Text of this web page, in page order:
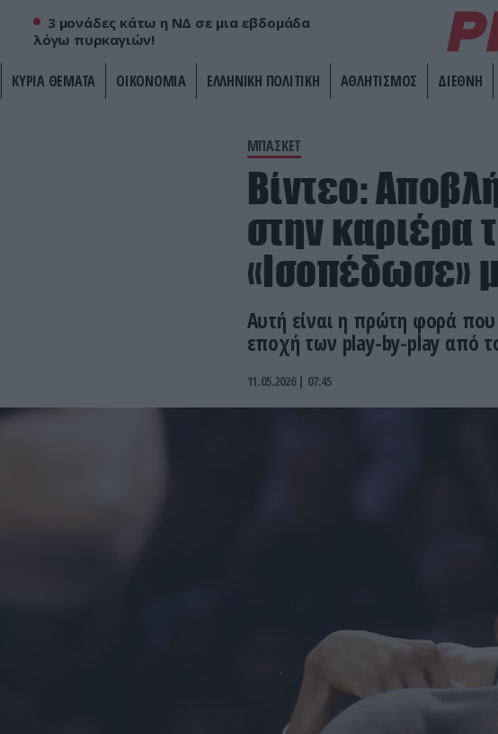
3 μονάδες κάτω η ΝΔ σε μια εβδομάδα
λόγω πυρκαγιών!
ΚΥΡΙΑ ΘΕΜΑΤΑ ΟΙΚΟΝΟΜΙΑ ΕΛΛΗΝΙΚΗ ΠΟΛΙΤΙΚΗ ΑΘΛΗΤΙΣΜΟΣ ΔΙΕΘΝΗ
ΜΠΑΣΚΕΤ
Βίντεο:
στην καριέρα
«Ισοπέδωσε»
Αυτή είναι η πρώτη φορά
εποχή των play-by-play από
11.05.2026 | 07:45